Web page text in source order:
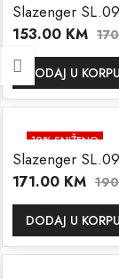
153.00 KM
DODAJ U KORPU
10% SNIŽENO
171.00 KM
DODAJ U KORPU